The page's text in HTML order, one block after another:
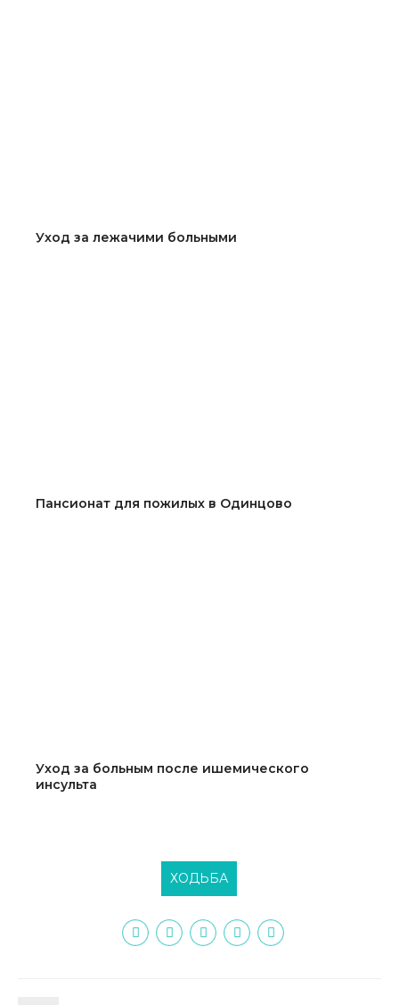
Уход за лежачими больными
Пансионат для пожилых в Одинцово
Уход за больным после ишемического
инсульта
ХОДЬБА